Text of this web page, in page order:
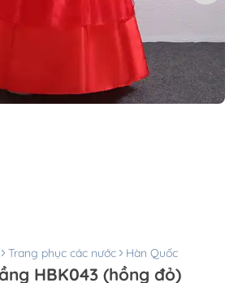
Trang phục các nước Hàn Quốc
HBK043 (hồng đỏ)